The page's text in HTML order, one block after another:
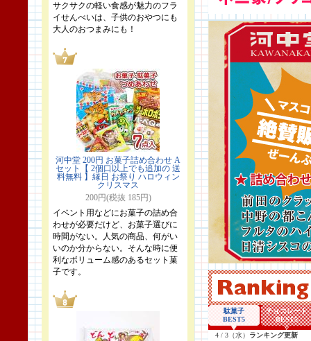
サクサクの軽い食感が魅力のフラ
イせんべいは、子供のおやつにも
大人のおつまみにも！
河中堂 200円 お菓子詰め合わせ A
セット【 2個口以上でも追加の 送
料無料 】縁日 お祭り ハロウィン
クリスマス
200円(税抜 185円)
イベント用などにお菓子の詰め合
わせが必要だけど、お菓子選びに
時間がない。人気の商品、何がい
いのか分からない。そんな時に便
利なボリューム感のあるセット菓
子です。